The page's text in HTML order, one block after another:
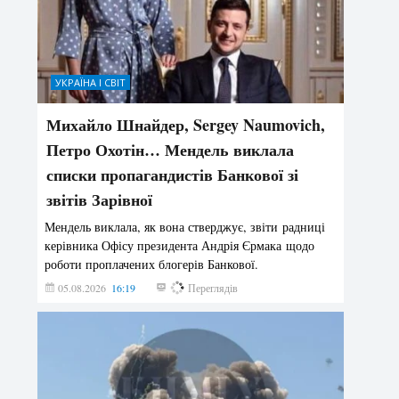
УКРАЇНА І СВІТ
Михайло Шнайдер, Sergey Naumovich,
Петро Охотін… Мендель виклала
списки пропагандистів Банкової зі
звітів Зарівної
Мендель виклала, як вона стверджує, звіти радниці
керівника Офісу президента Андрія Єрмака щодо
роботи проплачених блогерів Банкової.
05.08.2026 16:19 193 Переглядів